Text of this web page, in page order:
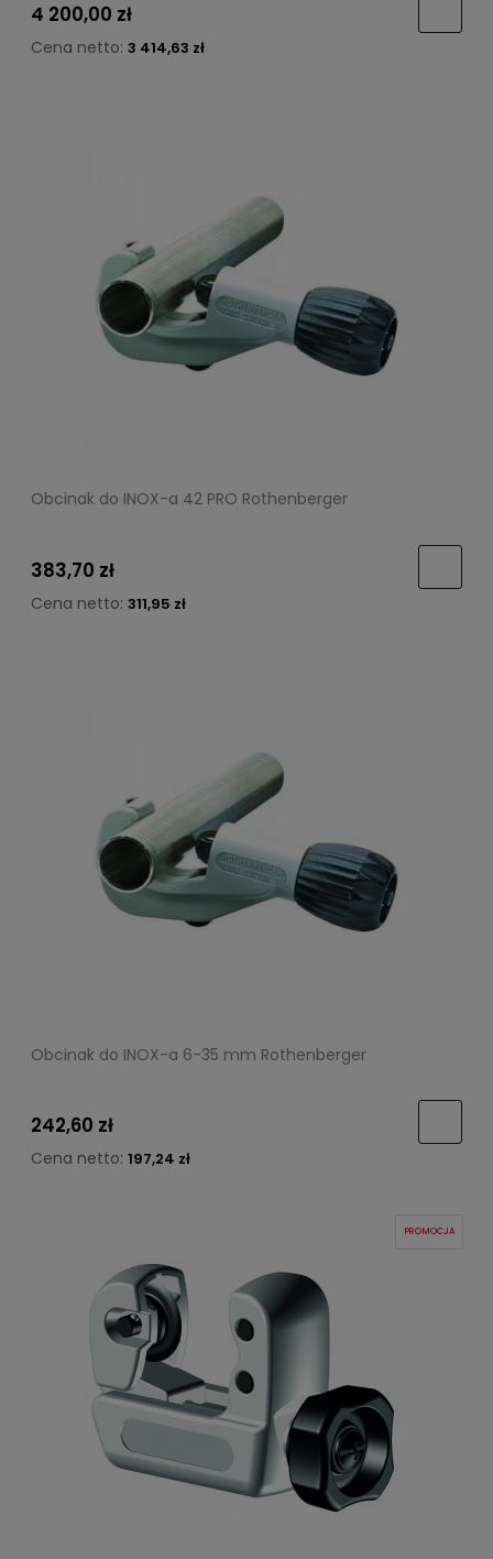
4 200,00 zł
Cena netto: 3 414,63 zł
Obcinak do INOX-a 42 PRO Rothenberger
383,70 zł
Cena netto: 311,95 zł
Obcinak do INOX-a 6-35 mm Rothenberger
242,60 zł
Cena netto: 197,24 zł
PROMOCJA